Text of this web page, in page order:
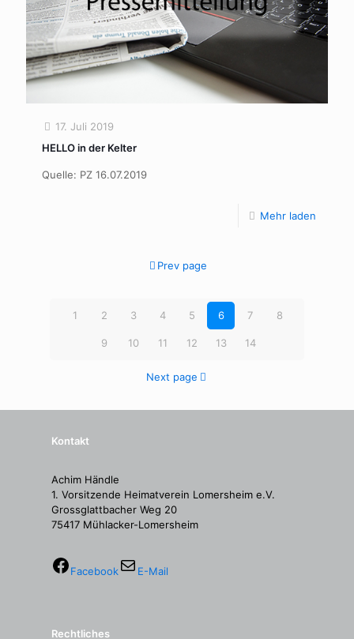
17. Juli 2019
HELLO in der Kelter
Quelle: PZ 16.07.2019
Mehr laden
Prev page
1 2 3 4 5 6 7 8
9 10 11 12 13 14
Next page
Kontakt
Achim Händle
1. Vorsitzende Heimatverein Lomersheim e.V.
Grossglattbacher Weg 20
75417 Mühlacker-Lomersheim
Facebook E-Mail
Rechtliches